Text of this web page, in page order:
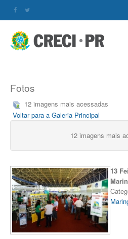
Fotos
12 imagens mais acessadas
Voltar para a Galeria Principal
12 imagens mais
13